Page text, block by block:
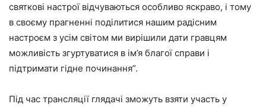
святкові настрої відчуваються особливо яскраво, і тому
в своєму прагненні поділитися нашим радісним
настроєм з усім світом ми вирішили дати гравцям
можливість згуртуватися в ім’я благої справи і
підтримати гідне починання”.
Під час трансляції глядачі зможуть взяти участь у